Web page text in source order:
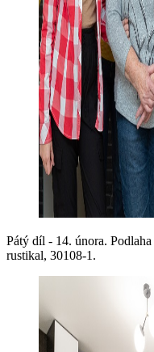
Pátý díl - 14. února. Podlaha
rustikal, 30108-1.